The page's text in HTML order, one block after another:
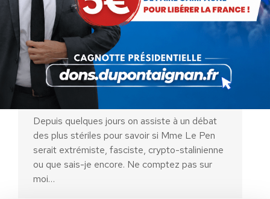
Marine le Pen devrait peut-être
rendre sa carte du Front
national
Communiqués ParDebout La France
11 octobre 2013
Depuis quelques jours on assiste à un débat
des plus stériles pour savoir si Mme Le Pen
serait extrémiste, fasciste, crypto-stalinienne
ou que sais-je encore. Ne comptez pas sur
moi…
AIDEZ NOUS À